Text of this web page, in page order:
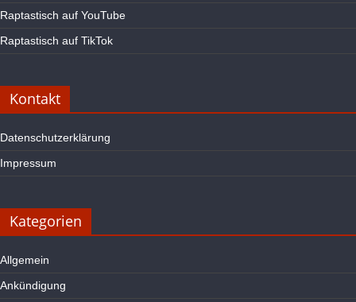
Raptastisch auf YouTube
Raptastisch auf TikTok
Kontakt
Datenschutzerklärung
Impressum
Kategorien
Allgemein
Ankündigung